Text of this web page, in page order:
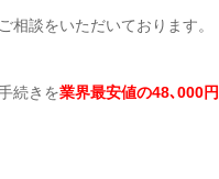
談をいただいております。
続きを業界最安値の48､000